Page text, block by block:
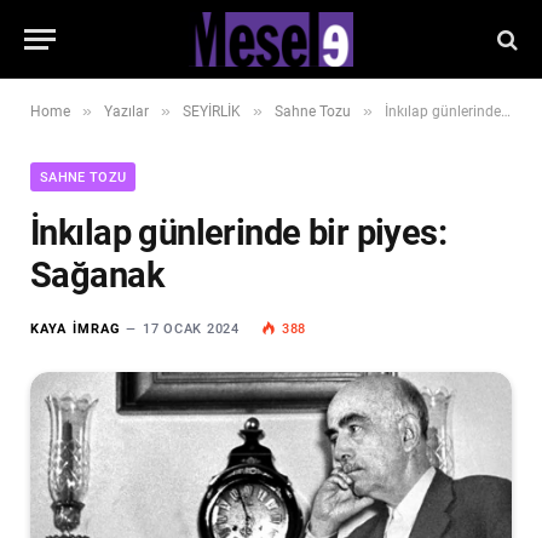
Home » Yazılar » SEYİRLİK » Sahne Tozu » İnkılap günlerinde bir piyes: Sağanak
SAHNE TOZU
İnkılap günlerinde bir piyes:
Sağanak
KAYA İMRAG 17 OCAK 2024 388